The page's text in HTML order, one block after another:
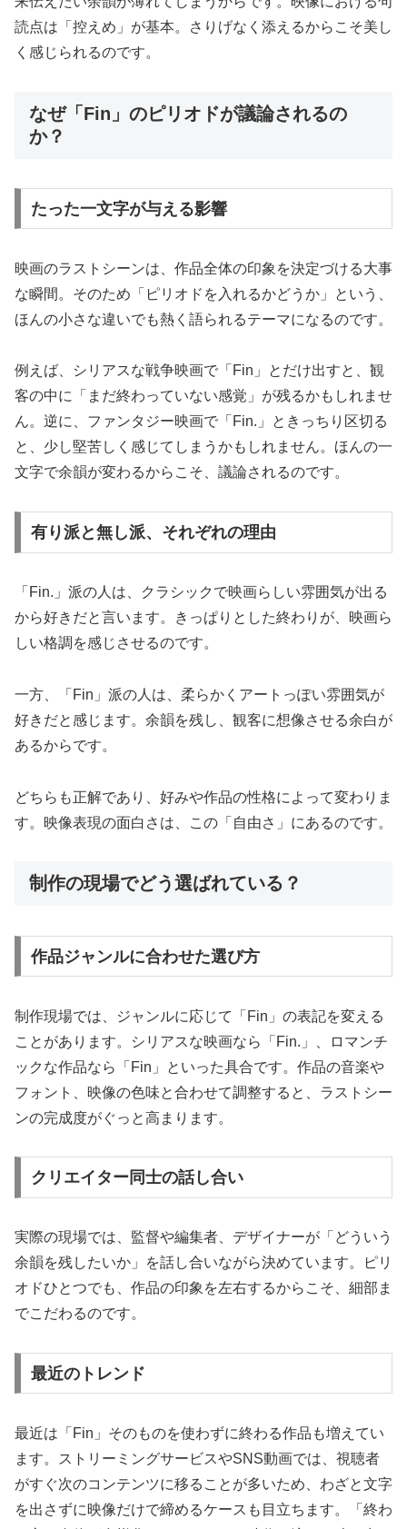
読点は「控えめ」が基本。さりげなく添えるからこそ美し
く感じられるのです。
なぜ「Fin」のピリオドが議論されるの
か？
たった一文字が与える影響
映画のラストシーンは、作品全体の印象を決定づける大事
な瞬間。そのため「ピリオドを入れるかどうか」という、
ほんの小さな違いでも熱く語られるテーマになるのです。
例えば、シリアスな戦争映画で「Fin」とだけ出すと、観
客の中に「まだ終わっていない感覚」が残るかもしれませ
ん。逆に、ファンタジー映画で「Fin.」ときっちり区切る
と、少し堅苦しく感じてしまうかもしれません。ほんの一
文字で余韻が変わるからこそ、議論されるのです。
有り派と無し派、それぞれの理由
「Fin.」派の人は、クラシックで映画らしい雰囲気が出る
から好きだと言います。きっぱりとした終わりが、映画ら
しい格調を感じさせるのです。
一方、「Fin」派の人は、柔らかくアートっぽい雰囲気が
好きだと感じます。余韻を残し、観客に想像させる余白が
あるからです。
どちらも正解であり、好みや作品の性格によって変わりま
す。映像表現の面白さは、この「自由さ」にあるのです。
制作の現場でどう選ばれている？
作品ジャンルに合わせた選び方
制作現場では、ジャンルに応じて「Fin」の表記を変える
ことがあります。シリアスな映画なら「Fin.」、ロマンチ
ックな作品なら「Fin」といった具合です。作品の音楽や
フォント、映像の色味と合わせて調整すると、ラストシー
ンの完成度がぐっと高まります。
クリエイター同士の話し合い
実際の現場では、監督や編集者、デザイナーが「どういう
余韻を残したいか」を話し合いながら決めています。ピリ
オドひとつでも、作品の印象を左右するからこそ、細部ま
でこだわるのです。
最近のトレンド
最近は「Fin」そのものを使わずに終わる作品も増えてい
ます。ストリーミングサービスやSNS動画では、視聴者
がすぐ次のコンテンツに移ることが多いため、わざと文字
を出さずに映像だけで締めるケースも目立ちます。「終わ